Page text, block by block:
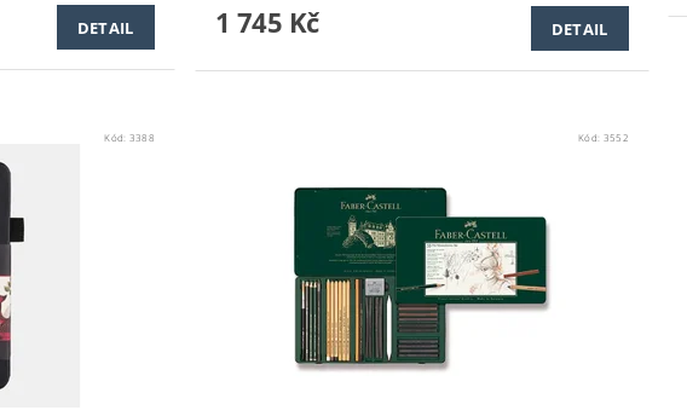
DETAIL 1 745 Kč DETAIL
Kód: 3388 Kód: 3552